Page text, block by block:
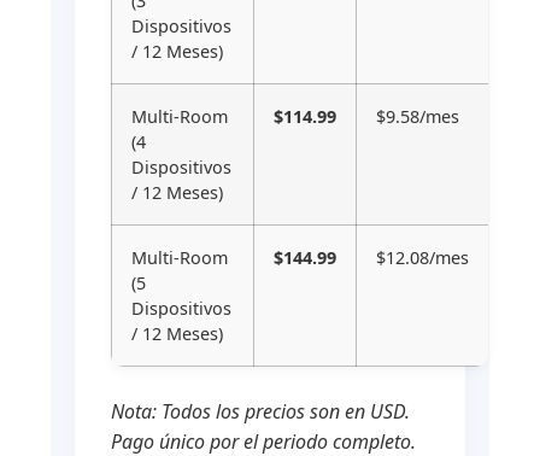
Dispositivos
/ 12 Meses)
Multi-Room
(4
Dispositivos
/ 12 Meses)
$114.99 $9.58/mes
Multi-Room
(5
Dispositivos
/ 12 Meses)
$144.99 $12.08/mes
Nota: Todos los precios son en USD.
Pago único por el periodo completo.